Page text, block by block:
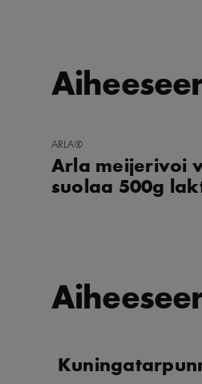
LISÄÄ
SUOSIKKEIHIN
ARLA®
Arla meijerivoi
suolaa 500g